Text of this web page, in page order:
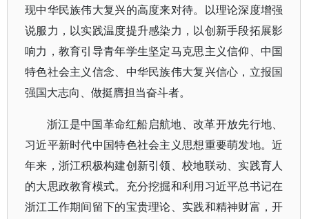
现中华民族伟大复兴的高度来对待。以理论深度增强
说服力，以实践温度提升感染力，以创新手段拓展影
响力，教育引导青年学生坚定马克思主义信仰、中国
特色社会主义信念、中华民族伟大复兴信心，立报国
强国大志向、做挺膺担当奋斗者。
浙江是中国革命红船启航地、改革开放先行地、
习近平新时代中国特色社会主义思想重要萌发地。近
年来，浙江积极构建创新引领、校地联动、实践育人
的大思政教育模式。充分挖掘和利用习近平总书记在
浙江工作期间留下的宝贵理论、实践和精神财富，开